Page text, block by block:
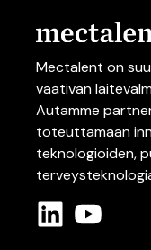
Mectalent on
vaativan
Autamme
toteuttamaan
teknologioiden,